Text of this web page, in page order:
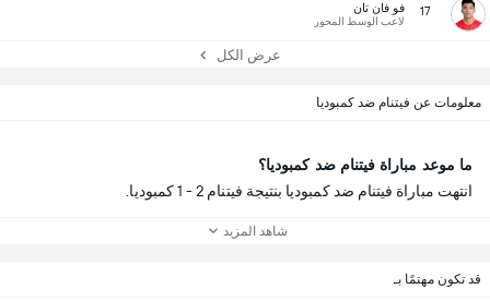
17 فو فان تان
لاعب الوسط المحور
عرض الكل
معلومات عن فيتنام ضد كمبوديا
ما موعد مباراة فيتنام ضد كمبوديا؟
انتهت مباراة فيتنام ضد كمبوديا بنتيجة فيتنام 2 - 1 كمبوديا.
شاهد المزيد
قد تكون مهتمًا بـ